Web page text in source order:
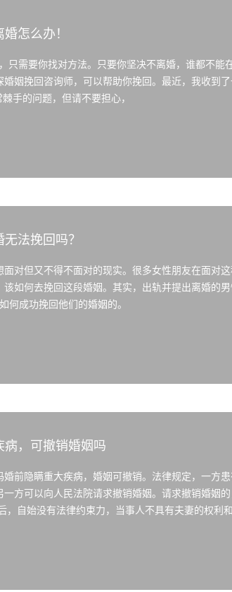
怎么办！
只需要你找对方法。只要你坚决不离婚，谁都不能
姻挽回咨询师，可以帮助你挽回。最近，我收到
手的问题，但请不要担心，
法挽回吗？
对但又不得不面对的现实。很多女性朋友在面对
如何去挽回这段婚姻。其实，出轨并提出离婚的
何成功挽回他们的婚姻的。
病，可撤销婚姻吗
前隐瞒重大疾病，婚姻可撤销。法律规定，一方
方可以向人民法院请求撤销婚姻。请求撤销婚姻
自始没有法律约束力，当事人不具有夫妻的权利和